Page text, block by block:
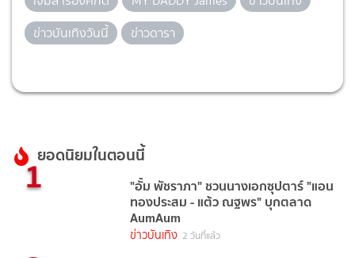
ข่าวบันเทิงวันนี้
ข่าวดารา
ยอดนิยมในตอนนี้
1 "อั้ม พัชราภา" ชวนนางเอกซุปตาร์ "แอน
ทองประสม - แต้ว ณฐพร" บุกตลาด
AumAum
ข่าวบันเทิง 2 วันที่แล้ว